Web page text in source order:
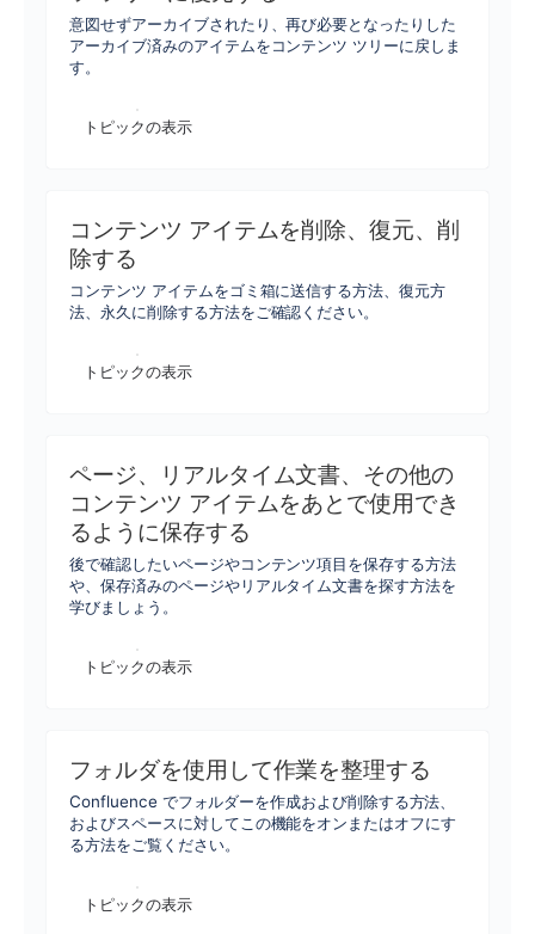
意図せずアーカイブされたり、再び必要となったりした
アーカイブ済みのアイテムをコンテンツ ツリーに戻しま
す。
トピックの表示
コンテンツ アイテムを削除、復元、削
除する
コンテンツ アイテムをゴミ箱に送信する方法、復元方
法、永久に削除する方法をご確認ください。
トピックの表示
ページ、リアルタイム文書、その他の
コンテンツ アイテムをあとで使用でき
るように保存する
後で確認したいページやコンテンツ項目を保存する方法
や、保存済みのページやリアルタイム文書を探す方法を
学びましょう。
トピックの表示
フォルダを使用して作業を整理する
Confluence でフォルダーを作成および削除する方法、
およびスペースに対してこの機能をオンまたはオフにす
る方法をご覧ください。
トピックの表示